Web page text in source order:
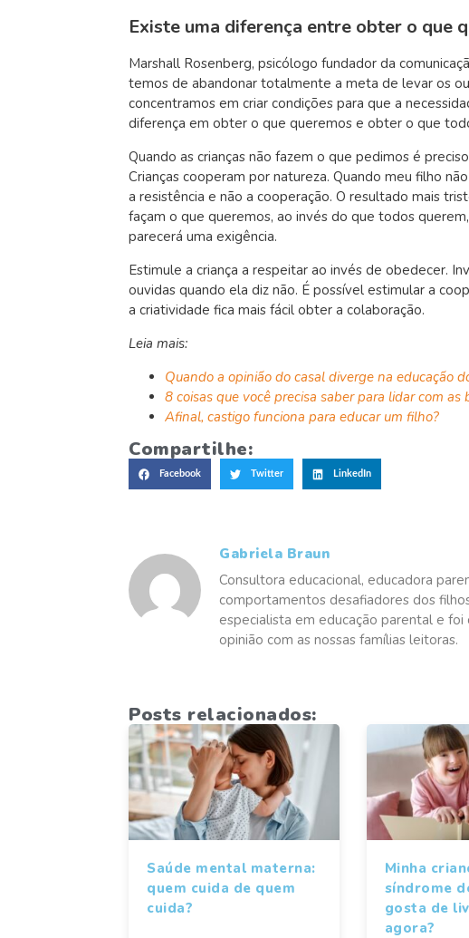
Existe uma diferença entre obter o que
Marshall Rosenberg, psicólogo fundador da
temos de abandonar totalmente a meta de levar os
concentramos em criar condições para que a
diferença em obter o que queremos e obter o que
Quando as crianças não fazem o que pedimos é
Crianças cooperam por natureza. Quando meu filho
a resistência e não a cooperação. O resultado mais
façam o que queremos, ao invés do que todos
parecerá uma exigência.
Estimule a criança a respeitar ao invés de obedecer.
ouvidas quando ela diz não. É possível estimular a
a criatividade fica mais fácil obter a colaboração.
Leia mais:
Quando a opinião do casal diverge na educação
8 coisas que você precisa saber para lidar com as
Afinal, castigo funciona para educar um filho?
Compartilhe:
Facebook Twitter LinkedIn
Gabriela Braun
Consultora educacional, educadora
comportamentos desafiadores dos
especialista em educação parental e
opinião com as nossas famílias leitoras.
Posts relacionados:
Saúde mental materna:
quem cuida de quem
cuida?
Minha
síndrome
gosta de
agora?